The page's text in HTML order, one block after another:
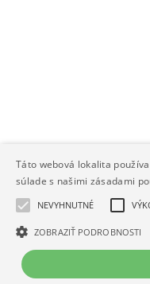
Táto webová lokalita
súlade s našimi zásadami
NEVYHNUTNÉ
ZOBRAZIŤ PODROBNOSTI